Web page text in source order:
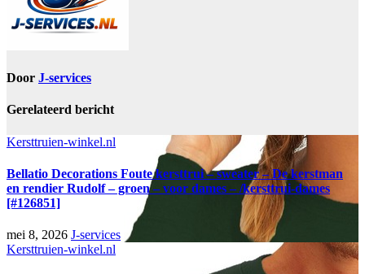
Door J-services
Gerelateerd bericht
Kersttruien-winkel.nl
Bellatio Decorations Foute kersttrui – sweater – De kerstman
en rendier Rudolf – groen – voor dames – /kersttrui-dames
[#126851]
mei 8, 2026 J-services
Kersttruien-winkel.nl